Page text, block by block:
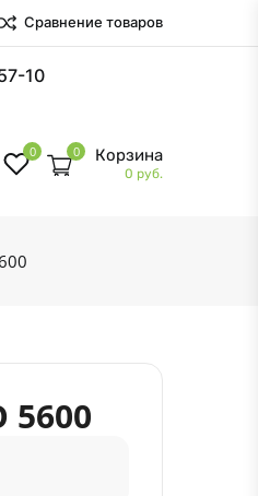
Сравнение товаров
10
0 0 Корзина
0 руб.
5600